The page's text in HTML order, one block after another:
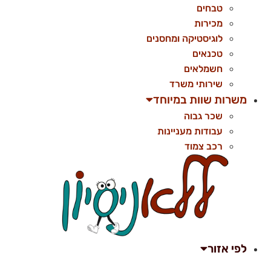
טבחים
מכירות
לוגיסטיקה ומחסנים
טכנאים
חשמלאים
שירותי משרד
משרות שוות במיוחד
שכר גבוה
עבודות מעניינות
רכב צמוד
לפי אזור